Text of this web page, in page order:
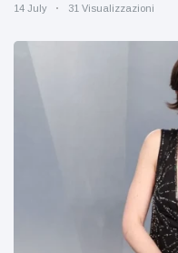
14 July 31 Visualizzazioni